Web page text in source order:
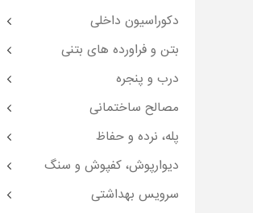
دکوراسیون داخلی
بتن و فراورده های بتنی
درب و پنجره
مصالح ساختمانی
پله، نرده و حفاظ
دیوارپوش، کفپوش و سنگ
سرویس بهداشتی